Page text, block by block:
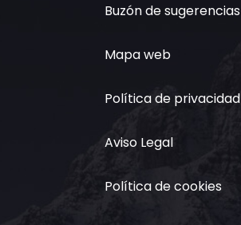
Buzón de sugerencias
Mapa web
Política de privacidad
Aviso Legal
Política de cookies